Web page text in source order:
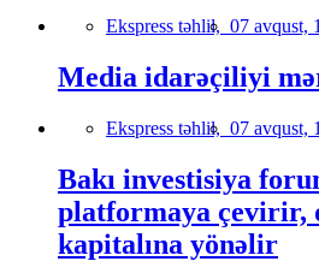
Ekspress təhlil, 07 avqust,
Media idarəçiliyi
Ekspress təhlil, 07 avqust,
Bakı investisiya
platformaya çevirir,
kapitalına yönəlir